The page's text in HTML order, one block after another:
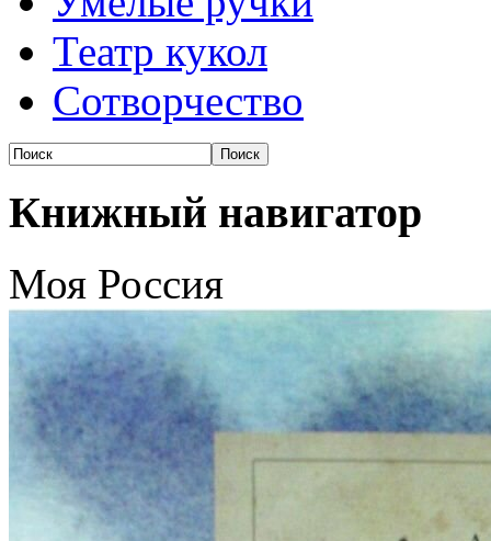
Театр кукол
Сотворчество
Книжный навигатор
Моя Россия